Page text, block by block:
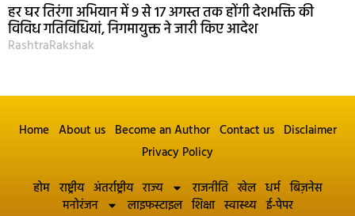
हर घर तिरंगा अभियान में 9 से 17 अगस्त तक होंगी देशभक्ति की
विविध गतिविधियां, निगमायुक्त ने जारी किए आदेश
RashtraRakshak
Home About us Become an Author Contact us Disclaimer
Privacy Policy
होम राष्ट्रीय अंतर्राष्ट्रीय राज्य राजनीति खेल धर्म बिज़नेस
मनोरंजन
लाइफस्टाइल शिक्षा स्वास्थ्य ई-पेपर